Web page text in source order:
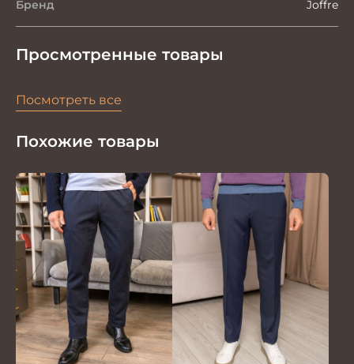
Бренд Joffre
Просмотренные товары
Посмотреть все
Похожие товары